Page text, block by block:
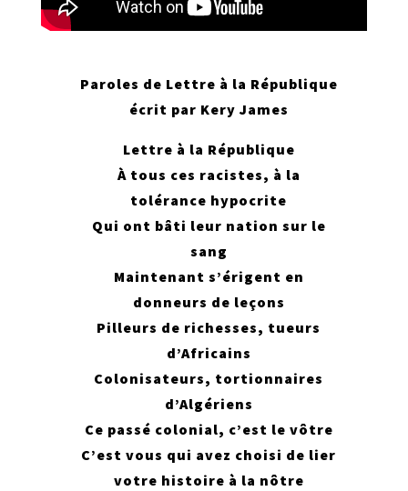
Paroles de Lettre à la République
écrit par Kery James
Lettre à la République
À tous ces racistes, à la
tolérance hypocrite
Qui ont bâti leur nation sur le
sang
Maintenant s’érigent en
donneurs de leçons
Pilleurs de richesses, tueurs
d’Africains
Colonisateurs, tortionnaires
d’Algériens
Ce passé colonial, c’est le vôtre
C’est vous qui avez choisi de lier
votre histoire à la nôtre